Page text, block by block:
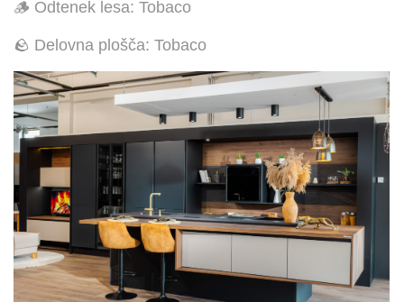
🪵 Odtenek lesa: Tobaco
🪨 Delovna plošča: Tobaco